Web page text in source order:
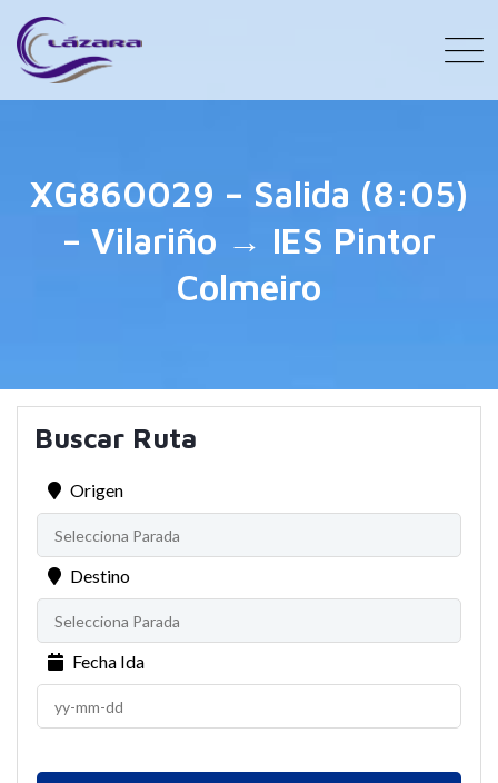
XG860029 – Salida (8:05)
– Vilariño → IES Pintor
Colmeiro
Buscar Ruta
Origen
Destino
Fecha Ida